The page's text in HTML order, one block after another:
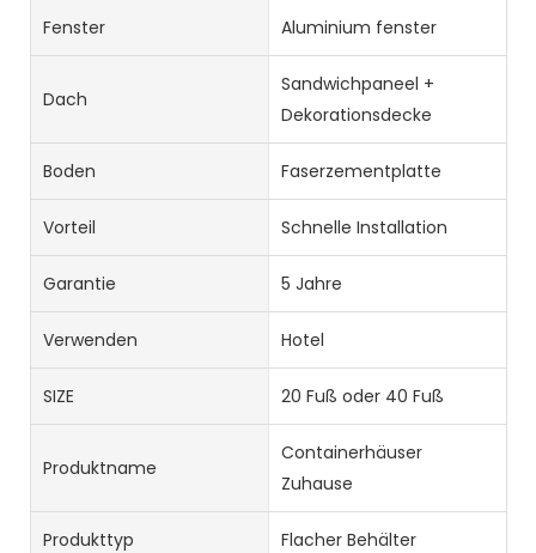
Fenster Aluminium fenster
Dach
Sandwichpaneel +
Dekorationsdecke
Boden Faserzementplatte
Vorteil Schnelle Installation
Garantie 5 Jahre
Verwenden Hotel
SIZE 20 Fuß oder 40 Fuß
Produktname
Containerhäuser
Zuhause
Produkttyp Flacher Behälter